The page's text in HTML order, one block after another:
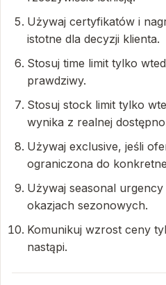
Używaj certyfikatów i
istotne dla decyzji klienta.
Stosuj time limit tylko
prawdziwy.
Stosuj stock limit tylko
wynika z realnej
Używaj exclusive, jeśli
ograniczona do
Używaj seasonal
okazjach sezonowych.
Komunikuj wzrost ceny
nastąpi.